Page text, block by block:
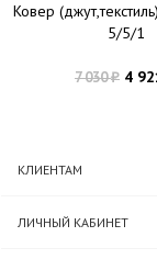
Ковер
5/5/1
7 030₽ 4
КЛИЕНТАМ
ЛИЧНЫЙ КАБИНЕТ